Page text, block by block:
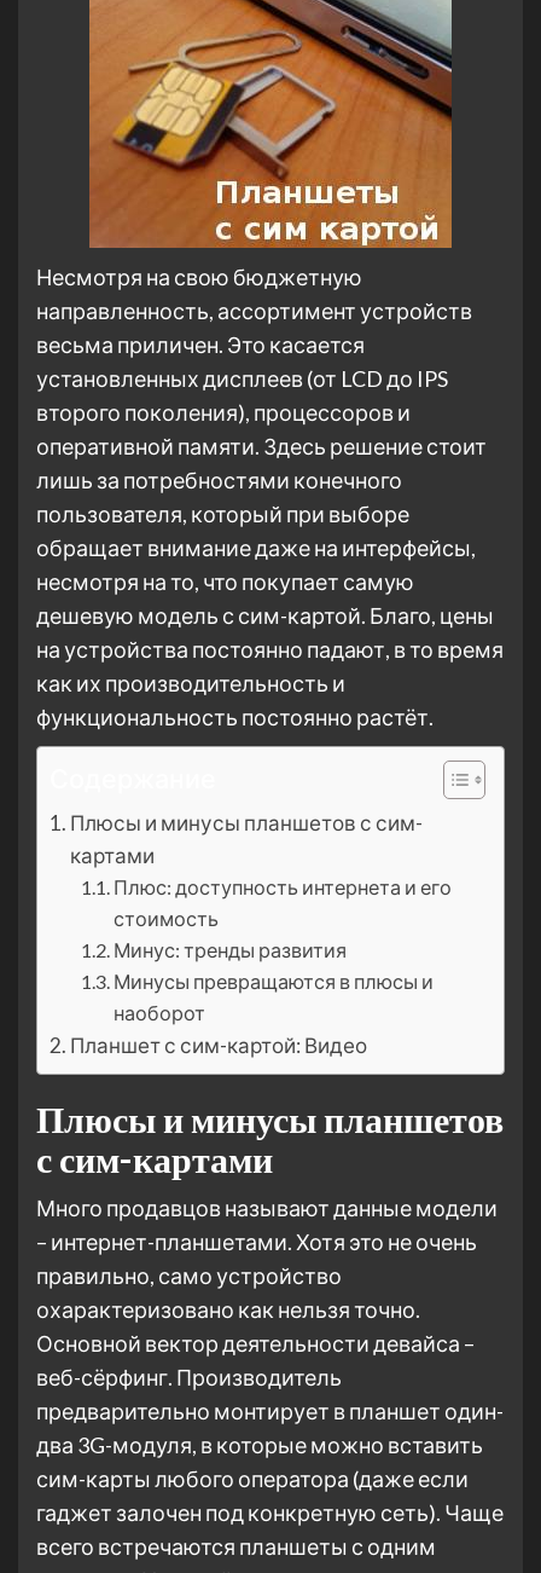
Несмотря на свою бюджетную
направленность, ассортимент устройств
весьма приличен. Это касается
установленных дисплеев (от LCD до IPS
второго поколения), процессоров и
оперативной памяти. Здесь решение стоит
лишь за потребностями конечного
пользователя, который при выборе
обращает внимание даже на интерфейсы,
несмотря на то, что покупает самую
дешевую модель с сим-картой. Благо, цены
на устройства постоянно падают, в то время
как их производительность и
функциональность постоянно растёт.
Плюсы и минусы планшетов с сим-
картами
Плюс: доступность интернета и его
стоимость
Минус: тренды развития
Минусы превращаются в плюсы и
наоборот
Планшет с сим-картой: Видео
Плюсы и минусы планшетов
с сим-картами
Много продавцов называют данные модели
– интернет-планшетами. Хотя это не очень
правильно, само устройство
охарактеризовано как нельзя точно.
Основной вектор деятельности девайса –
веб-сёрфинг. Производитель
предварительно монтирует в планшет один-
два 3G-модуля, в которые можно вставить
сим-карты любого оператора (даже если
гаджет залочен под конкретную сеть). Чаще
всего встречаются планшеты с одним